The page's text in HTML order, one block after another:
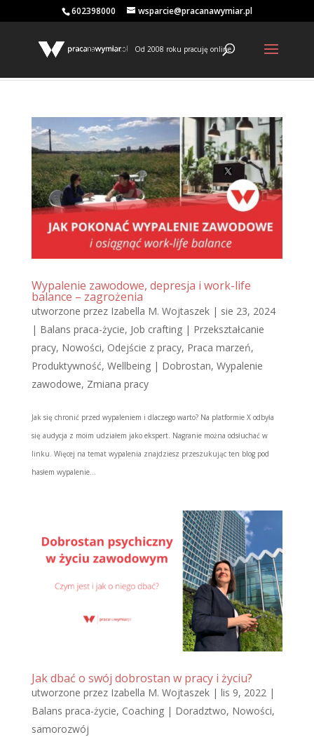
602398000 wsparcie@pracanawymiar.pl
Od 2008 roku pracuję online
Wypalenie zawodowe, depresja i work-life
balance – zagrożenia
utworzone przez Izabella M. Wojtaszek| sie 23, 2024
| Balans praca-życie, Job crafting | Przekształcanie
pracy, Nowości, Odejście z pracy, Praca marzeń,
Produktywność, Wellbeing | Dobrostan, Wypalenie
zawodowe, Zmiana pracy
Jak się chronić przed wypaleniem i dlaczego warto? Na platformie X odbyła
się audycja z moim udziałem jako ekspert. Nagranie można odsłuchać w
linku. Więcej na temat wypalenia znajdziesz przeszukując ten blog pod
hasłem wypalenie...
Jak dbać o swój dobrostan w pracy i życiu?
utworzone przez Izabella M. Wojtaszek| lis 9, 2022|
Balans praca-życie, Coaching | Doradztwo, Nowości,
samorozwój